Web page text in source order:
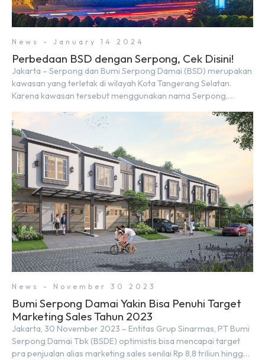
News - January 14 2024
Perbedaan BSD dengan Serpong, Cek Disini!
Jakarta – Serpong dan Bumi Serpong Damai (BSD) merupakan
kawasan yang terletak di wilayah Kota Tangerang Selatan.
Karena kawasan tersebut menggunakan nama Serpong,
merupakan tempat yang sama. Padahal anggapan tersebut
kurang tepat. Sebab Serpong dan BSD merupakan dua
kawasan yang berbeda. Berikut penjelasannya. Baca Juga: […]
News - November 30 2023
Bumi Serpong Damai Yakin Bisa Penuhi Target
Marketing Sales Tahun 2023
Jakarta, 30 November 2023 – Entitas Grup Sinarmas, PT Bumi
Serpong Damai Tbk (BSDE) optimistis bisa mencapai target
pra penjualan alias marketing sales senilai Rp 8,8 triliun hingga